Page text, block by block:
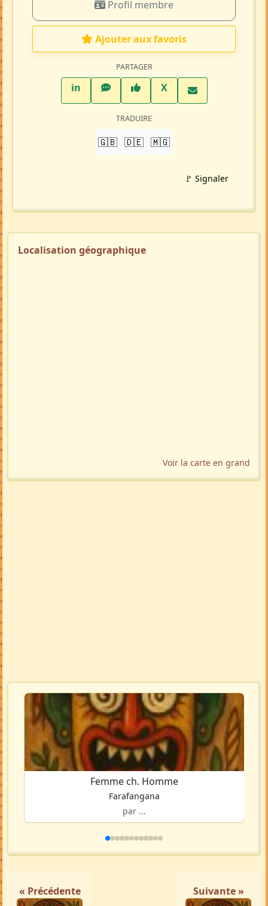
Profil membre
Ajouter aux favoris
PARTAGER
inLinkedInWhatsAppFacebook
XTwitter X
TRADUIRE
🇬🇧 🇩🇪 🇲🇬
🚩 Signaler
Localisation géographique
Voir la carte en grand
Femme ch. Homme
Farafangana
par ...
« Précédente Suivante »